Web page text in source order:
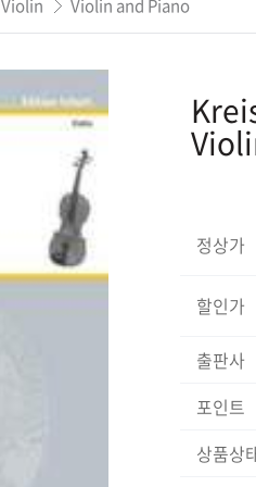
Violin Violin and Piano
정상가
할인가
출판사
포인트
상품상